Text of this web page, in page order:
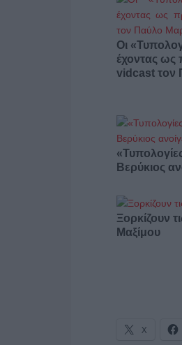
Οι
έχοντας ως
vidcast τον
Βερύκιος
Ξορκίζουν
Μαξίμου
X